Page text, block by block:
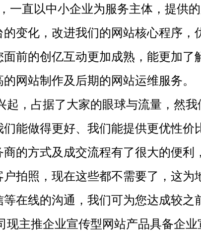
直以中小企业为服务主体，提供
变化，改进我们的网站核心程序，
前的创亿互动更加成熟，能更加了
网站制作及后期的网站运维服务。
，占据了大家的眼球与流量，然我
能做得更好、我们能提供更优性价
的方式及成交流程有了很大的便利
拍照，现在这些都不需要了，这为
在线的沟通，我们可为您达成较之
主推企业宣传型网站产品具备企业